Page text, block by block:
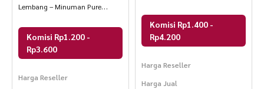
Lembang – Minuman Pure
Komisi Rp1.200 -
Rp3.600
Harga Reseller
Komisi Rp1.400 -
Rp4.200
Harga Reseller
Harga Jual